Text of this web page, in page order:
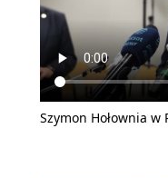
Szymon Hołownia